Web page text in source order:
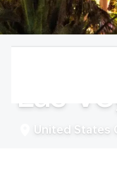
United States
Las
United States